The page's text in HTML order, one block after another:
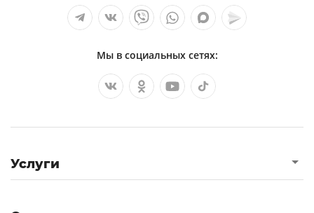
Мы в социальных сетях:
Услуги